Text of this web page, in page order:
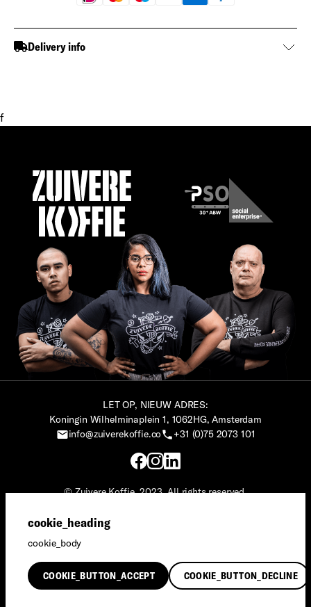
Delivery info
f
LET OP, NIEUW ADRES:
Koningin Wilhelminaplein 1, 1062HG, Amsterdam
info@zuiverekoffie.co
+31 (0)75 2073 101
© Zuivere Koffie, 2023. All rights reserved.
Privacy
cookie_heading
cookie_body
COOKIE_BUTTON_ACCEPT COOKIE_BUTTON_DECLINE